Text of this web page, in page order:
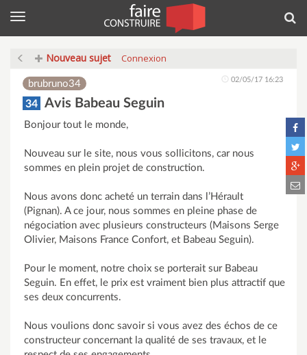
Menu
Nouveau sujet Connexion
brubruno34 02/05/17 16:23
34 Avis Babeau Seguin
Bonjour tout le monde,
Nouveau sur le site, nous vous sollicitons, car nous
sommes en plein projet de construction.
Nous avons donc acheté un terrain dans l’Hérault
(Pignan). A ce jour, nous sommes en pleine phase de
négociation avec plusieurs constructeurs (Maisons Serge
Olivier, Maisons France Confort, et Babeau Seguin).
Pour le moment, notre choix se porterait sur Babeau
Seguin. En effet, le prix est vraiment bien plus attractif que
ses deux concurrents.
Nous voulions donc savoir si vous avez des échos de ce
constructeur concernant la qualité de ses travaux, et le